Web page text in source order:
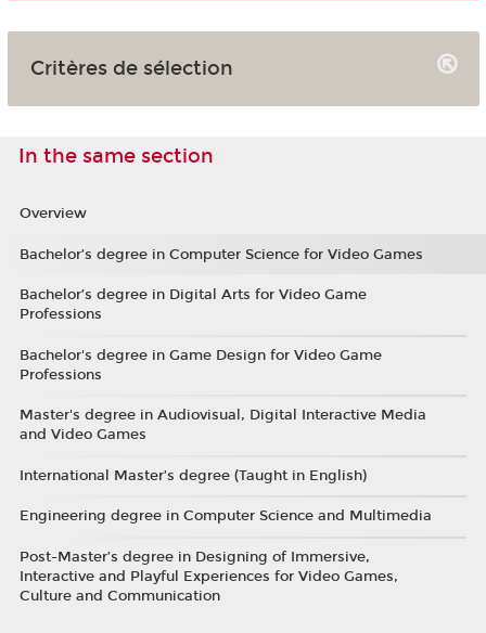
Critères de sélection
In the same section
Overview
Bachelor’s degree in Computer Science for Video Games
Bachelor’s degree in Digital Arts for Video Game
Professions
Bachelor's degree in Game Design for Video Game
Professions
Master's degree in Audiovisual, Digital Interactive Media
and Video Games
International Master’s degree (Taught in English)
Engineering degree in Computer Science and Multimedia
Post-Master’s degree in Designing of Immersive,
Interactive and Playful Experiences for Video Games,
Culture and Communication